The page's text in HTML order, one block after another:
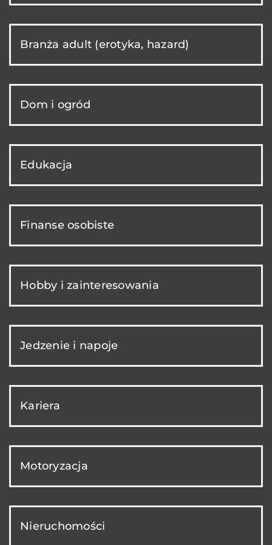
Branża adult (erotyka, hazard)
Dom i ogród
Edukacja
Finanse osobiste
Hobby i zainteresowania
Jedzenie i napoje
Kariera
Motoryzacja
Nieruchomości